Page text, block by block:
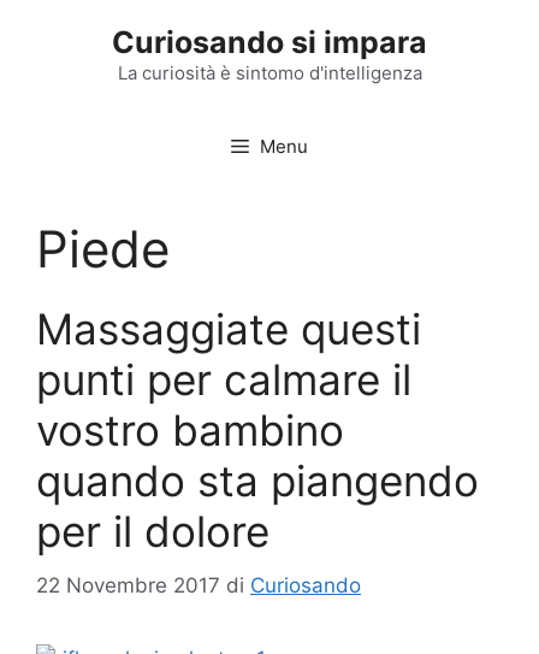
Curiosando si impara
La curiosità è sintomo d'intelligenza
Menu
Piede
Massaggiate questi
punti per calmare il
vostro bambino
quando sta piangendo
per il dolore
22 Novembre 2017 di Curiosando